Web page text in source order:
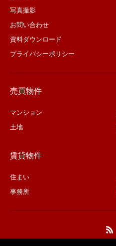
写真撮影
お問い合わせ
資料ダウンロード
プライバシーポリシー
売買物件
マンション
土地
賃貸物件
住まい
事務所